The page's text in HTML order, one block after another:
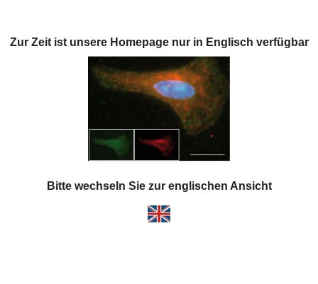
Zur Zeit ist unsere Homepage nur in Englisch verfügbar
Bitte wechseln Sie zur englischen Ansicht